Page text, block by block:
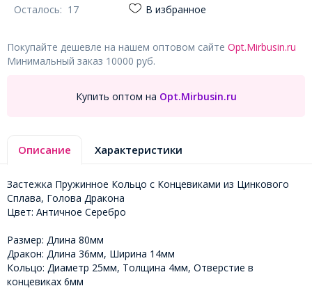
Осталось: 17 В избранное
Покупайте дешевле на нашем оптовом сайте Opt.Mirbusin.ru
Минимальный заказ 10000 руб.
Купить оптом на Opt.Mirbusin.ru
Описание Характеристики
Застежка Пружинное Кольцо с Концевиками из Цинкового
Сплава, Голова Дракона
Цвет: Античное Серебро
Размер: Длина 80мм
Дракон: Длина 36мм, Ширина 14мм
Кольцо: Диаметр 25мм, Толщина 4мм, Отверстие в
концевиках 6мм